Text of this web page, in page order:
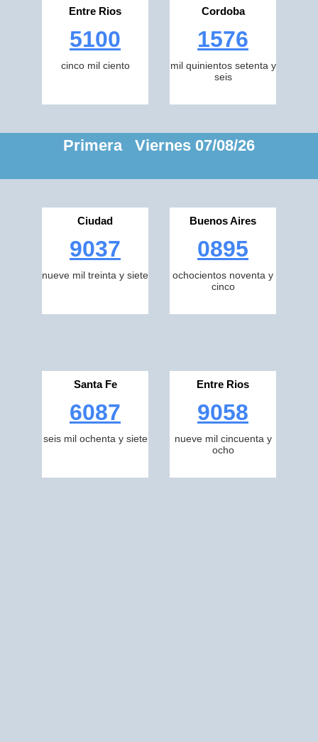
Entre Rios
5100
cinco mil ciento
Cordoba
1576
mil quinientos setenta y
seis
Primera Viernes 07/08/26
Ciudad
9037
nueve mil treinta y siete
Buenos Aires
0895
ochocientos noventa y
cinco
Santa Fe
6087
seis mil ochenta y siete
Entre Rios
9058
nueve mil cincuenta y
ocho